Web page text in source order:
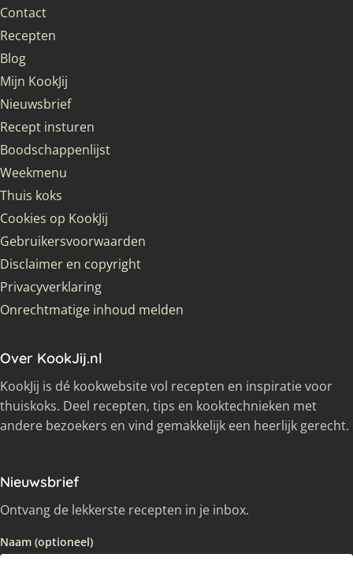
Contact
Recepten
Blog
Mijn KookJij
Nieuwsbrief
Recept insturen
Boodschappenlijst
Weekmenu
Thuis koks
Cookies op KookJij
Gebruikersvoorwaarden
Disclaimer en copyright
Privacyverklaring
Onrechtmatige inhoud melden
Over KookJij.nl
KookJij is dé kookwebsite vol recepten en inspiratie voor
thuiskoks. Deel recepten, tips en kooktechnieken met
andere bezoekers en vind gemakkelijk een heerlijk gerecht.
Nieuwsbrief
Ontvang de lekkerste recepten in je inbox.
Naam (optioneel)